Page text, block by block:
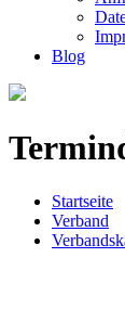
Blog
Startseite
Verband